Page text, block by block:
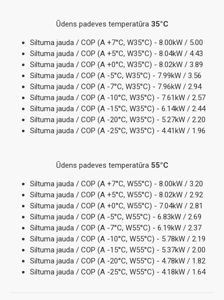
Ūdens padeves temperatūra 35°C
Siltuma jauda / COP (A +7°C, W35°C) - 8.00kW / 5.00
Siltuma jauda / COP (A +5°C, W35°C) - 8.04kW / 4.43
Siltuma jauda / COP (A +0°C, W35°C) - 8.02kW / 3.89
Siltuma jauda / COP (A -5°C, W35°C) - 7.99kW / 3.56
Siltuma jauda / COP (A -7°C, W35°C) - 7.96kW / 2.94
Siltuma jauda / COP (A -10°C, W35°C) - 7.61kW / 2.57
Siltuma jauda / COP (A -15°C, W35°C) - 6.14kW / 2.44
Siltuma jauda / COP (A -20°C, W35°C) - 5.27kW / 2.20
Siltuma jauda / COP (A -25°C, W35°C) - 4.41kW / 1.96
Ūdens padeves temperatūra 55°C
Siltuma jauda / COP (A +7°C, W55°C) - 8.00kW / 3.20
Siltuma jauda / COP (A +5°C, W55°C) - 8.02kW / 2.92
Siltuma jauda / COP (A +0°C, W55°C) - 7.04kW / 2.81
Siltuma jauda / COP (A -5°C, W55°C) - 6.83kW / 2.69
Siltuma jauda / COP (A -7°C, W55°C) - 6.19kW / 2.37
Siltuma jauda / COP (A -10°C, W55°C) - 5.78kW / 2.19
Siltuma jauda / COP (A -15°C, W55°C) - 5.37kW / 2.00
Siltuma jauda / COP (A -20°C, W55°C) - 4.78kW / 1.82
Siltuma jauda / COP (A -25°C, W55°C) - 4.18kW / 1.64